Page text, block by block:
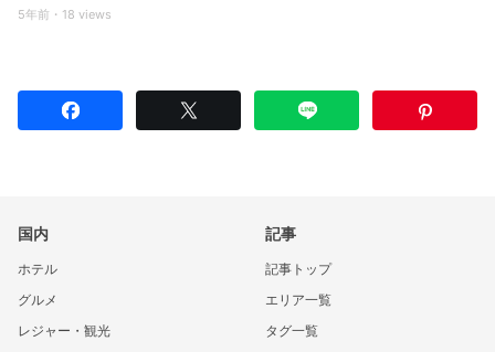
5年前・18 views
国内
ホテル
グルメ
レジャー・観光
記事
記事トップ
エリア一覧
タグ一覧